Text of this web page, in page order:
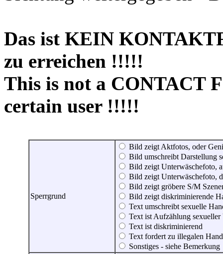
Das ist KEIN
zu erreichen !!!!!
This is not a CONTACT
certain user !!!!!
Sperrgrund
Bild zeigt Aktfotos, oder
Bild umschreibt Darstellung
Bild zeigt Unterwäschefoto,
Bild zeigt Unterwäschefoto,
Bild zeigt gröbere S/M
Bild zeigt diskriminierende
Text umschreibt sexuelle
Text ist Aufzählung sexueller
Text ist diskriminierend
Text fordert zu illegalen
Sonstiges - siehe Bemerkung